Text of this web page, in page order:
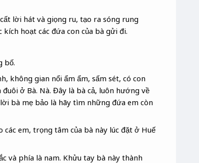
lời hát và giọng ru, tạo ra sóng rung
kích hoạt các đứa con của bà gửi đi.
bố.
không gian nổi ẩm ẩm, sấm sét, có con
ở Bà. Nà. Đây là bà cả, luôn hướng về
bà mẹ bảo là hãy tìm những đứa em còn
các em, trọng tâm của bà này lúc đặt ở Huế
và phía là nam. Khửu tay bà này thành